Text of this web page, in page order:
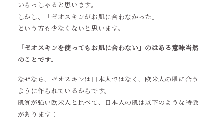
いらっしゃると思います。
しかし、「ゼオスキンがお肌に合わなかった」
という方も少なくないと思います。
「ゼオスキンを使ってもお肌に合わない」のはある意味当然
のことです。
なぜなら、ゼオスキンは日本人ではなく、欧米人の肌に合う
ように作られているからです。
肌質が強い欧米人と比べて、日本人の肌は以下のような特徴
があります：